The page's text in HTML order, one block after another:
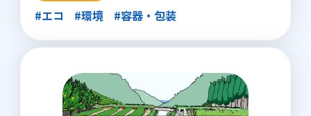
#エコ
#環境 #容器・包装